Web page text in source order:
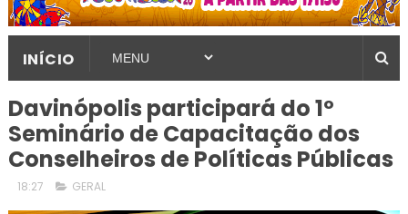
INÍCIO
Davinópolis participará do 1º
Seminário de Capacitação dos
Conselheiros de Políticas Públicas
18:27 GERAL